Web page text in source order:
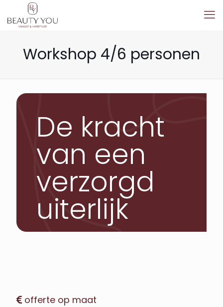
Workshop 4/6 personen
De kracht
van een
verzorgd
uiterlijk
offerte op maat